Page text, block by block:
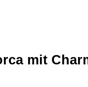
mit